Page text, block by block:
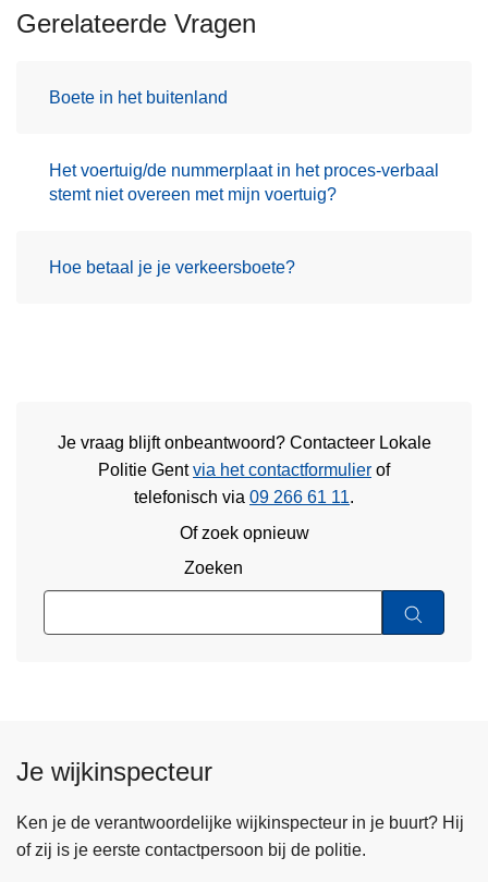
Gerelateerde Vragen
Boete in het buitenland
Het voertuig/de nummerplaat in het proces-verbaal
stemt niet overeen met mijn voertuig?
Hoe betaal je je verkeersboete?
Je vraag blijft onbeantwoord? Contacteer Lokale
Politie Gentvia het contactformulier of
telefonisch via 09 266 61 11.
Of zoek opnieuw
Zoeken
Je wijkinspecteur
Ken je de verantwoordelijke wijkinspecteur in je buurt? Hij
of zij is je eerste contactpersoon bij de politie.